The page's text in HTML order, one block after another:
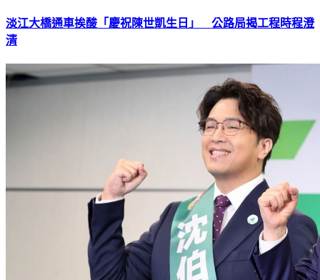
淡江大橋通車挨酸「慶祝陳世凱生日」 公路局揭工程時程澄
清